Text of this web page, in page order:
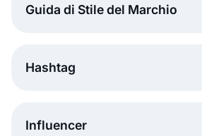
Guida di Stile del Marchio
Hashtag
Influencer